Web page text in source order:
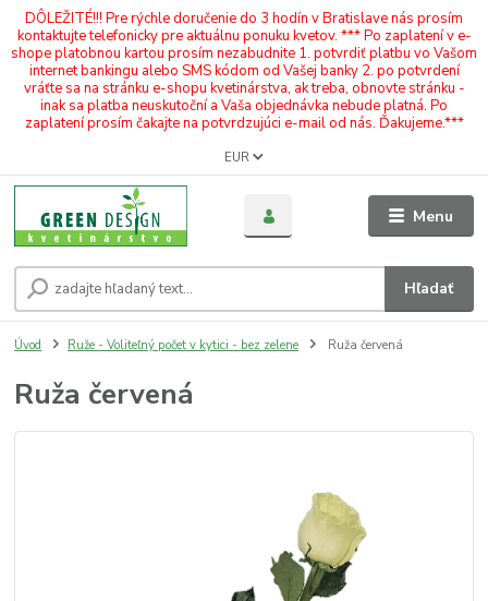
DÔLEŽITÉ!!! Pre rýchle doručenie do 3 hodín v Bratislave nás prosím
kontaktujte telefonicky pre aktuálnu ponuku kvetov. *** Po zaplatení v e-
shope platobnou kartou prosím nezabudnite 1. potvrdiť platbu vo Vašom
internet bankingu alebo SMS kódom od Vašej banky 2. po potvrdení
vráťte sa na stránku e-shopu kvetinárstva, ak treba, obnovte stránku -
inak sa platba neuskutoční a Vaša objednávka nebude platná. Po
zaplatení prosím čakajte na potvrdzujúci e-mail od nás. Ďakujeme.***
Menu
EUR
Hľadať
Úvod Ruže - Voliteľný počet v kytici - bez zelene Ruža červená
Ruža červená